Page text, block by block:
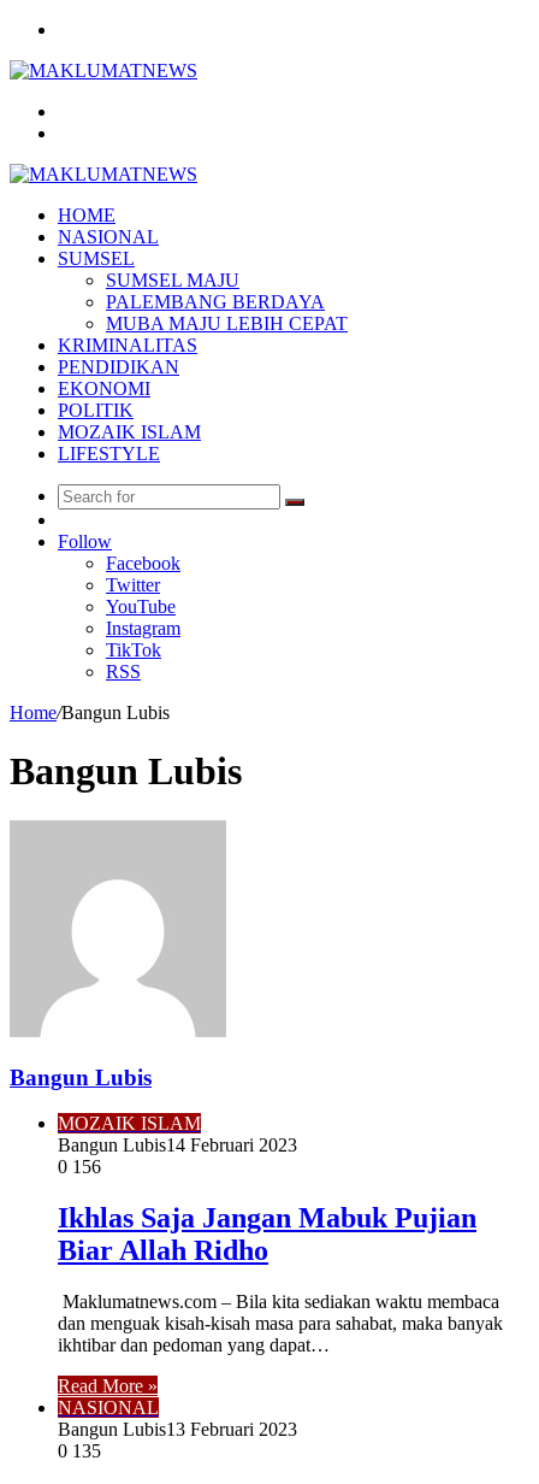
HOME
NASIONAL
SUMSEL
SUMSEL MAJU
PALEMBANG BERDAYA
MUBA MAJU LEBIH CEPAT
KRIMINALITAS
PENDIDIKAN
EKONOMI
POLITIK
MOZAIK ISLAM
LIFESTYLE
Search
Article
Follow
Facebook
Twitter
YouTube
Instagram
TikTok
RSS
Home/Bangun Lubis
Bangun Lubis
Bangun Lubis
MOZAIK ISLAM
Bangun Lubis14 Februari 2023
0 156
Ikhlas Saja Jangan Mabuk Pujian
Biar Allah Ridho
Maklumatnews.com – Bila kita sediakan waktu membaca
dan menguak kisah-kisah masa para sahabat, maka banyak
ikhtibar dan pedoman yang dapat…
Read More »
NASIONAL
Bangun Lubis13 Februari 2023
0 135